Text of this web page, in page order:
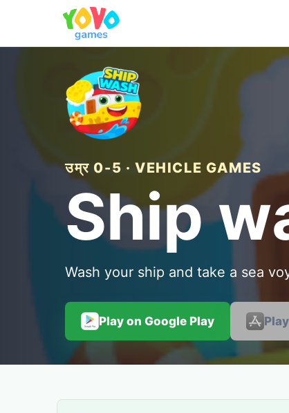
उम्र 0-5 · VEHICLE GAMES
Ship
Wash your ship and take a sea
Play on Google Play